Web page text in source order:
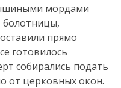
мордами
болотницы,
прямо
готовилось
собирались подать
от церковных окон.